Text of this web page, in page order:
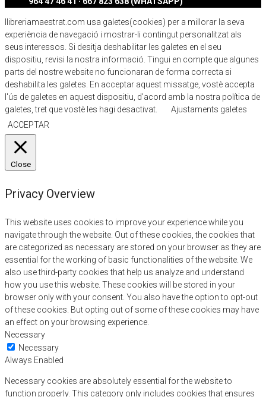
llibreriamaestrat.com usa galetes(cookies) per a millorar la seva
experiència de navegació i mostrar-li contingut personalitzat als
seus interessos. Si desitja deshabilitar les galetes en el seu
dispositiu, revisi la nostra informació. Tingui en compte que algunes
parts del nostre website no funcionaran de forma correcta si
deshabilita les galetes. En acceptar aquest missatge, vostè accepta
l'ús de galetes en aquest dispositiu, d'acord amb la nostra política de
galetes, tret que vostè les hagi desactivat.
Ajustaments galetes
ACCEPTAR
Close
Privacy Overview
This website uses cookies to improve your experience while you
navigate through the website. Out of these cookies, the cookies that
are categorized as necessary are stored on your browser as they are
essential for the working of basic functionalities of the website. We
also use third-party cookies that help us analyze and understand
how you use this website. These cookies will be stored in your
browser only with your consent. You also have the option to opt-out
of these cookies. But opting out of some of these cookies may have
an effect on your browsing experience.
Necessary
Necessary
Always Enabled
Necessary cookies are absolutely essential for the website to
function properly. This category only includes cookies that ensures